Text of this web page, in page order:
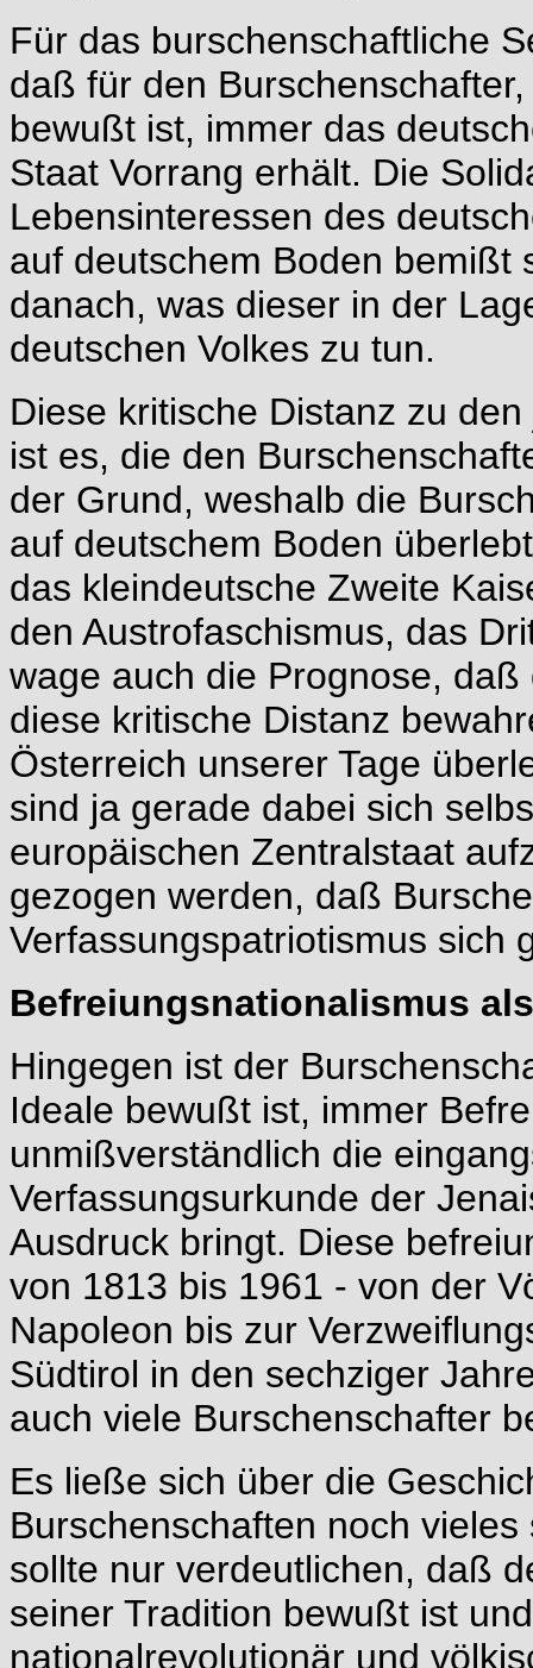
Für das burschenschaftliche
daß für den
bewußt ist, immer das
Staat Vorrang erhält. Die
Lebensinteressen des
auf deutschem Boden bemißt
danach, was dieser in der
deutschen Volkes zu tun.
Diese kritische Distanz zu
ist es, die den
der Grund, weshalb die
auf deutschem Boden
das kleindeutsche Zweite
den Austrofaschismus, das
wage auch die Prognose,
diese kritische Distanz
Österreich unserer Tage
sind ja gerade dabei sich
europäischen Zentralstaat
gezogen werden, daß
Verfassungspatriotismus sich
Befreiungsnationalismus
Hingegen ist der
Ideale bewußt ist, immer
unmißverständlich die
Verfassungsurkunde der
Ausdruck bringt. Diese
von 1813 bis 1961 - von der
Napoleon bis zur
Südtirol in den sechziger
auch viele Burschenschafter
Es ließe sich über die
Burschenschaften noch
sollte nur verdeutlichen, daß
seiner Tradition bewußt ist
nationalrevolutionär und